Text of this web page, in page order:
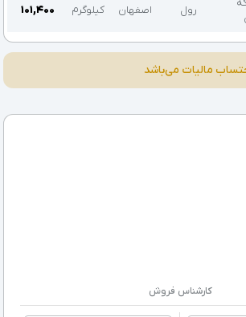
رول اصفهان کیلوگرم ۱۰۱,۴۰۰
مالیات می‌باشد
کارشناس فروش